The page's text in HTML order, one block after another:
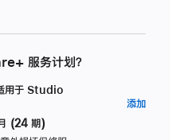
服务计划？
用于 Studio
(24 期)
添加